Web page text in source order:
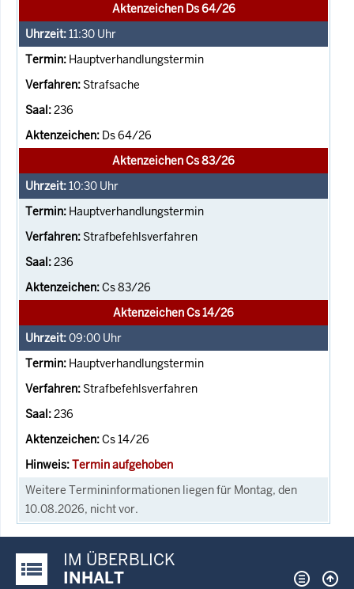
Aktenzeichen Ds 64/26
11:30 Uhr
Hauptverhandlungstermin
Strafsache
236
Ds 64/26
Aktenzeichen Cs 83/26
10:30 Uhr
Hauptverhandlungstermin
Strafbefehlsverfahren
236
Cs 83/26
Aktenzeichen Cs 14/26
09:00 Uhr
Hauptverhandlungstermin
Strafbefehlsverfahren
236
Cs 14/26
Termin aufgehoben
Weitere Termininformationen liegen für Montag, den
10.08.2026, nicht vor.
Justiz-Portal im Überblick:
IM ÜBERBLICK
INHALT